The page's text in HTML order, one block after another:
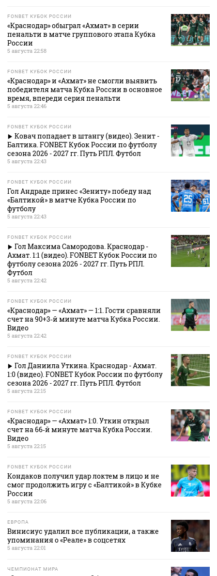
FONBET КУБОК РОССИИ
«Краснодар» обыграл «Ахмат» в серии
пенальти в матче группового этапа Кубка
России
5 августа 22:58
FONBET КУБОК РОССИИ
«Краснодар» и «Ахмат» не смогли выявить
победителя матча Кубка России в основное
время, впереди серия пенальти
5 августа 22:46
FONBET КУБОК РОССИИ
Ковач попадает в штангу (видео). Зенит -
Балтика. FONBET Кубок России по футболу
сезона 2026 - 2027 гг. Путь РПЛ. Футбол
5 августа 22:43
FONBET КУБОК РОССИИ
Гол Андраде принес «Зениту» победу над
«Балтикой» в матче Кубка России по
футболу
5 августа 22:43
FONBET КУБОК РОССИИ
Гол Максима Самородова. Краснодар -
Ахмат. 1:1 (видео). FONBET Кубок России по
футболу сезона 2026 - 2027 гг. Путь РПЛ.
Футбол
5 августа 22:42
FONBET КУБОК РОССИИ
«Краснодар» — «Ахмат» — 1:1. Гости сравняли
счет на 90+3‑й минуте матча Кубка России.
Видео
5 августа 22:42
FONBET КУБОК РОССИИ
Гол Даниила Уткина. Краснодар - Ахмат.
1:0 (видео). FONBET Кубок России по футболу
сезона 2026 - 2027 гг. Путь РПЛ. Футбол
5 августа 22:15
FONBET КУБОК РОССИИ
«Краснодар» — «Ахмат» 1:0. Уткин открыл
счет на 66‑й минуте матча Кубка России.
Видео
5 августа 22:15
FONBET КУБОК РОССИИ
Кондаков получил удар локтем в лицо и не
смог продолжить игру с «Балтикой» в Кубке
России
5 августа 22:06
ЕВРОПА
Винисиус удалил все публикации, а также
упоминания о «Реале» в соцсетях
5 августа 22:01
ЧЕМПИОНАТ МИРА